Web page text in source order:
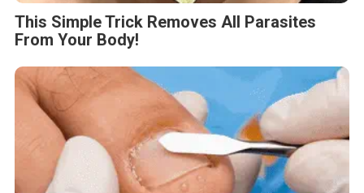
This Simple Trick Removes All Parasites
From Your Body!